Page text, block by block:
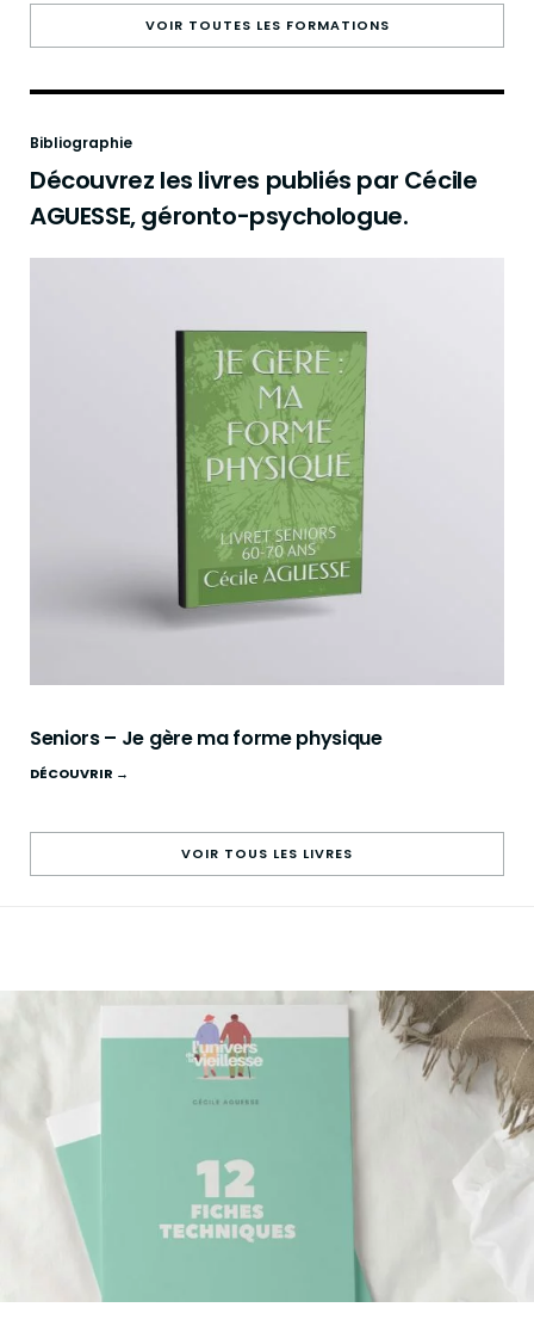
VOIR TOUTES LES FORMATIONS
Bibliographie
Découvrez les livres publiés par Cécile
AGUESSE, géronto-psychologue.
Seniors – Je gère ma forme physique
DÉCOUVRIR →
VOIR TOUS LES LIVRES